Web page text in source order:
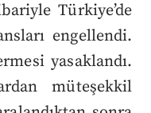
Türkiye’de
engellendi.
yasaklandı.
müteşekkil